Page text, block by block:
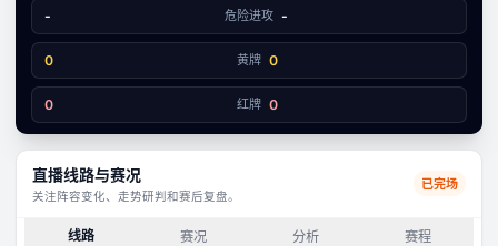
- 危险进攻 -
0 黄牌 0
0 红牌 0
直播线路与赛况
关注阵容变化、走势研判和赛后复盘。
已完场
线路 赛况 分析 赛程